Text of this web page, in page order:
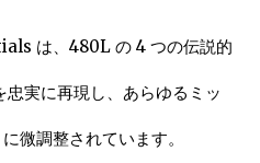
は、480L の 4 つの伝説的
忠実に再現し、あらゆるミッ
微調整されています。